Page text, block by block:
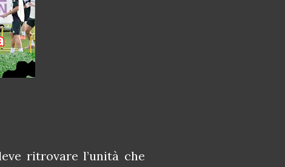
ritrovare l’unità che